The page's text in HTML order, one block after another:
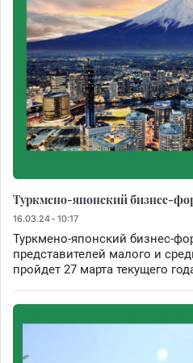
Туркмено-японский бизнес-
16.03.24 - 10:17
Туркмено-японский бизнес-
представителей малого и
пройдет 27 марта текущего